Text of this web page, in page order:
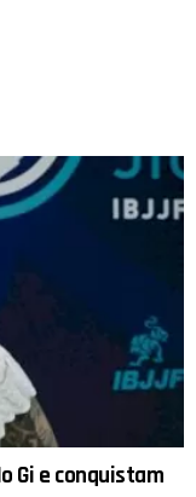
Gi e conquistam